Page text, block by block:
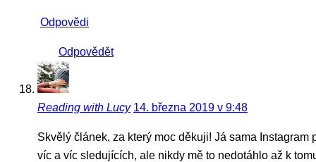
Odpovědi
Odpovědět
Reading with Lucy 14. března 2019 v 9:48
Skvělý článek, za který moc děkuji! Já sama
víc a víc sledujících, ale nikdy mě to nedotáhlo až k